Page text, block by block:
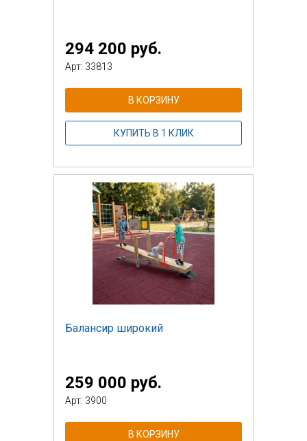
294 200 руб.
Арт: 33813
В КОРЗИНУ
КУПИТЬ В 1 КЛИК
Балансир широкий
259 000 руб.
Арт: 3900
В КОРЗИНУ